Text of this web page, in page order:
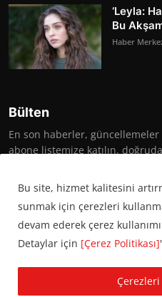
‘Leyla:
Bu
Haber
Bülten
En son haberler,
abone listemize katılın,
KVKK Aydınlatma Metni
Bu site, hizmet kalitesini
sunmak için çerezleri
devam ederek çerez
Detaylar için [Çerez Politikası]